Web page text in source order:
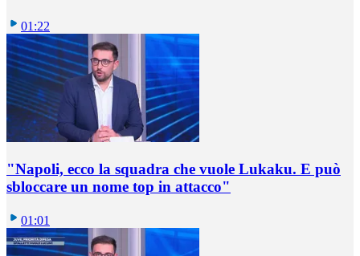
01:22
"Napoli, ecco la squadra che vuole Lukaku. E può
sbloccare un nome top in attacco"
01:01